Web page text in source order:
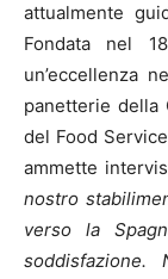
attualmente
Fondata nel
un’eccellenza
panetterie della
del Food
ammette
nostro
verso la